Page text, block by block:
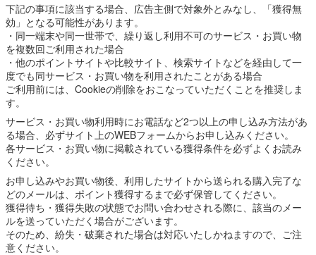
下記の事項に該当する場合、広告主側で対象外とみなし、「獲得無
効」となる可能性があります。
・同一端末や同一世帯で、繰り返し利用不可のサービス・お買い物
を複数回ご利用された場合
・他のポイントサイトや比較サイト、検索サイトなどを経由して一
度でも同サービス・お買い物を利用されたことがある場合
ご利用前には、Cookieの削除をおこなっていただくことを推奨しま
す。
サービス・お買い物利用時にお電話など2つ以上の申し込み方法があ
る場合、必ずサイト上のWEBフォームからお申し込みください。
各サービス・お買い物に掲載されている獲得条件を必ずよくお読み
ください。
お申し込みやお買い物後、利用したサイトから送られる購入完了な
どのメールは、ポイント獲得するまで必ず保管してください。
獲得待ち・獲得失敗の状態でお問い合わせされる際に、該当のメー
ルを送っていただく場合がございます。
そのため、紛失・破棄された場合は対応いたしかねますので、ご注
意ください。